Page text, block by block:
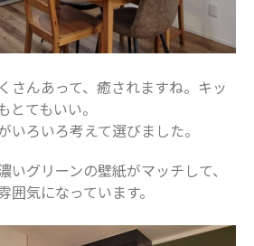
さんあって、癒されますね。キッ
てもいい。
いろいろ考えて選びました。
いグリーンの壁紙がマッチして、
気になっています。